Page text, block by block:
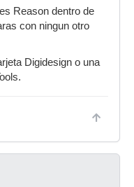
Reason dentro de
con ningun otro
Digidesign o una